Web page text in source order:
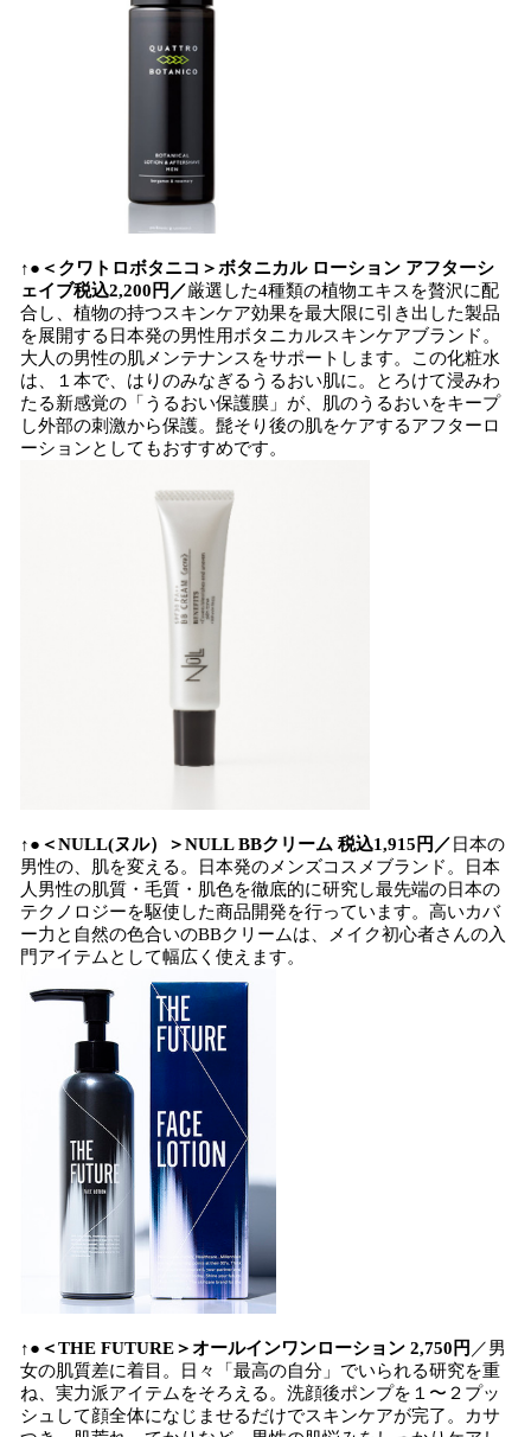
↑●＜クワトロボタニコ＞ボタニカル ローション アフターシ
ェイブ税込2,200円／厳選した4種類の植物エキスを贅沢に配
合し、植物の持つスキンケア効果を最大限に引き出した製品
を展開する日本発の男性用ボタニカルスキンケアブランド。
大人の男性の肌メンテナンスをサポートします。この化粧水
は、１本で、はりのみなぎるうるおい肌に。とろけて浸みわ
たる新感覚の「うるおい保護膜」が、肌のうるおいをキープ
し外部の刺激から保護。髭そり後の肌をケアするアフターロ
ーションとしてもおすすめです。
↑●＜NULL(ヌル）＞NULL BBクリーム 税込1,915円／ 日本の
男性の、肌を変える。日本発のメンズコスメブランド。日本
人男性の肌質・毛質・肌色を徹底的に研究し最先端の日本の
テクノロジーを駆使した商品開発を行っています。高いカバ
ー力と自然の色合いのBBクリームは、メイク初心者さんの入
門アイテムとして幅広く使えます。
↑●＜THE FUTURE＞オールインワンローション 2,750円 ／男
女の肌質差に着目。日々「最高の自分」でいられる研究を重
ね、実力派アイテムをそろえる。洗顔後ポンプを１〜２プッ
シュして顔全体になじませるだけでスキンケアが完了。カサ